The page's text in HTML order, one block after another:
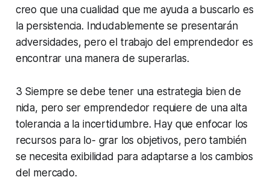
creo que una cualidad que me ayuda a buscarlo es
la persistencia. Indudablemente se presentarán
adversidades, pero el trabajo del emprendedor es
encontrar una manera de superarlas.
3 Siempre se debe tener una estrategia bien de
nida, pero ser emprendedor requiere de una alta
tolerancia a la incertidumbre. Hay que enfocar los
recursos para lo- grar los objetivos, pero también
se necesita exibilidad para adaptarse a los cambios
del mercado.